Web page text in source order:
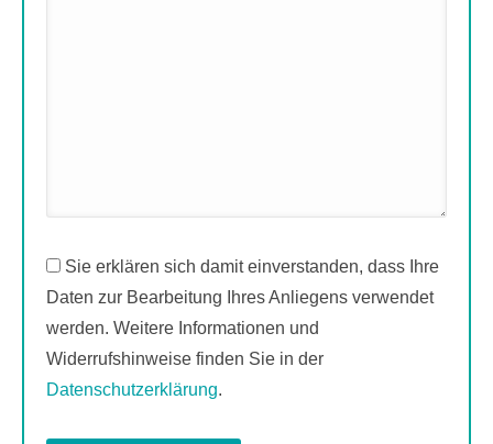
Sie erklären sich damit einverstanden, dass Ihre
Daten zur Bearbeitung Ihres Anliegens verwendet
werden. Weitere Informationen und
Widerrufshinweise finden Sie in der
Datenschutzerklärung.